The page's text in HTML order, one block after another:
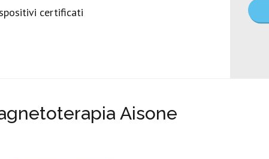
certificati
Aisone